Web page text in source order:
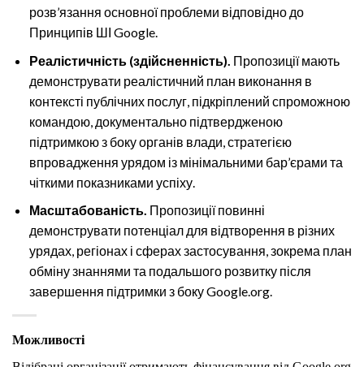
розв’язання основної проблеми відповідно до
Принципів ШІ Google.
Реалістичність (здійсненність). Пропозиції мають
демонструвати реалістичний план виконання в
контексті публічних послуг, підкріплений спроможною
командою, документально підтвердженою
підтримкою з боку органів влади, стратегією
впровадження урядом із мінімальними бар’єрами та
чіткими показниками успіху.
Масштабованість. Пропозиції повинні
демонструвати потенціал для відтворення в різних
урядах, регіонах і сферах застосування, зокрема план
обміну знаннями та подальшого розвитку після
завершення підтримки з бокуGoogle.org.
Можливості